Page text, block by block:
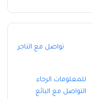
تواصل مع التاجر
للمعلومات الرجاء
التواصل مع البائع